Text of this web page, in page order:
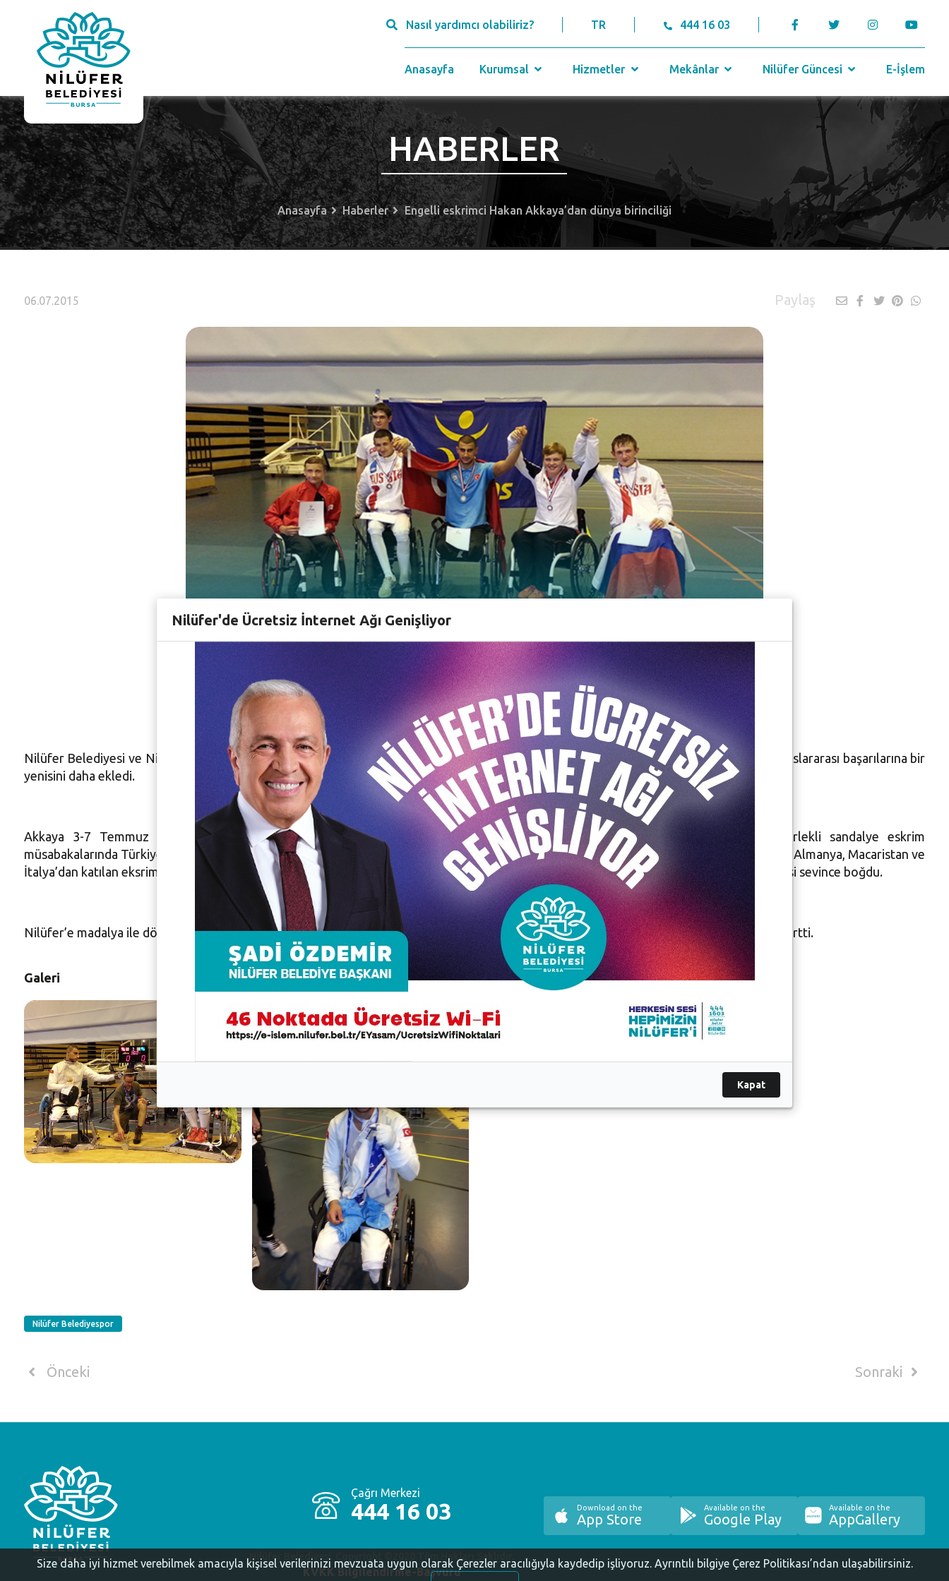
Nasıl yardımcı olabiliriz? TR 444 16 03
Anasayfa Kurumsal Hizmetler Mekânlar Nilüfer Güncesi E-İşlem
HABERLER
Anasayfa Haberler Engelli eskrimci Hakan Akkaya’dan dünya birinciliği
06.07.2015 Paylaş
Engelli eskrimci Hakan Akkaya’dan dünya
Nilüfer Belediyesi ve Nilüfer Belediyespor Kulübü tarafından oluşturulan Tekerlekli Sandalye Eskrim Takımı Sporcusu Hakan Akkaya uluslararası başarılarına bir
yenisini daha ekledi.
Akkaya 3-7 Temmuz tarihleri arasında Hollanda’da düzenlenen U23 Dünya Oyunları’nda Nilüfer’e büyük gurur yaşattı. Tekerlekli sandalye eskrim
müsabakalarında Türkiye’yi temsil eden tek sporcu olan Nilüfer Belediyespor eskrimcisi Hakan Akkaya, Hollanda, Rusya, Fransa, Ingiltere, Almanya, Macaristan ve
İtalya’dan katılan eksrimcilerle mücadele etti. Akkaya zorlu müsabakaların ardından ‘Erkekler Flöre’ branşında dünya birincisi olarak herkesi sevince boğdu.
Nilüfer’e madalya ile dönen Akkaya’nın antrenörü Kader Yıldırım, hedeflerinin 2020 Tokyo Olimpiyatları’nda derece yapmak olduğunu belirtti.
Galeri
Nilüfer Belediyespor
Önceki Sonraki
Çağrı Merkezi
444 16 03
Nilüfer Belediyesi. Copyright ©2020 Tüm Hakları Saklıdır.
KVKK Bilgilendirme-Başvuru
Download on the
App Store
Available on the
Google Play
Available on the
AppGallery
Nilüfer'de Ücretsiz İnternet Ağı Genişliyor
Kapat
Size daha iyi hizmet verebilmek amacıyla kişisel verilerinizi mevzuata uygun olarak Çerezler aracılığıyla kaydedip işliyoruz. Ayrıntılı bilgiye Çerez Politikası’ndan ulaşabilirsiniz.